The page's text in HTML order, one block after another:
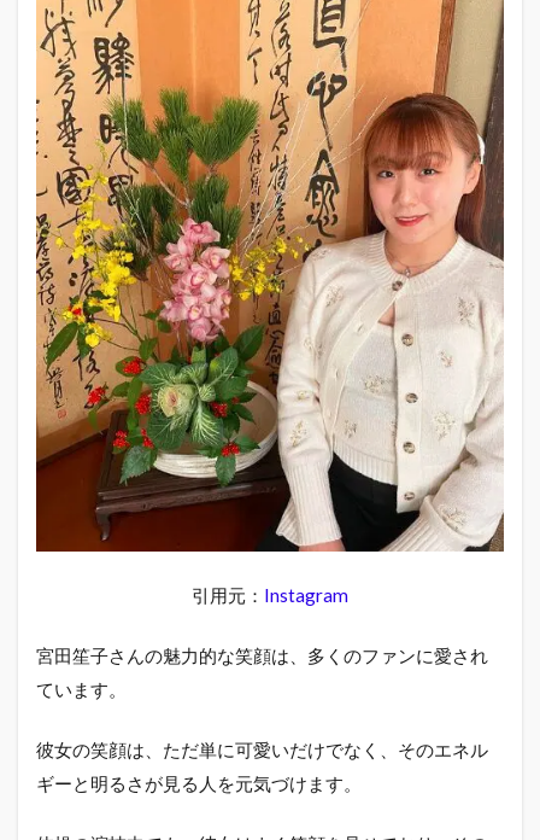
引用元： Instagram
宮田笙子さんの魅力的な笑顔は、多くのファンに愛され
ています。
彼女の笑顔は、ただ単に可愛いだけでなく、そのエネル
ギーと明るさが見る人を元気づけます。